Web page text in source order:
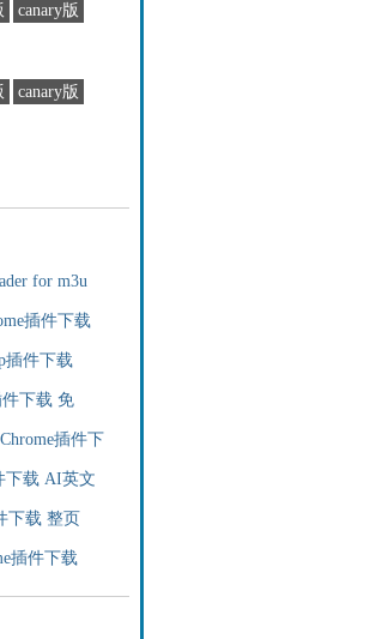
canary版
canary版
for m3u
插件下载
插件下载
件下载 免
插件下
下载 AI英文
下载 整页
插件下载